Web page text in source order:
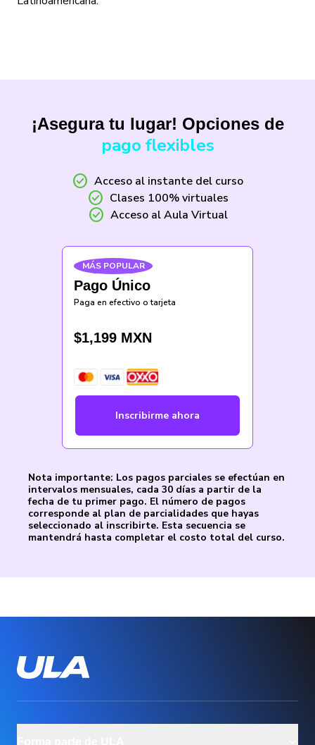
¡Asegura tu lugar! Opciones de
pago flexibles
check_circle Acceso al instante del curso
check_circle Clases 100% virtuales
check_circle Acceso al Aula Virtual
MÁS POPULAR
Pago Único
Paga en efectivo o tarjeta
$1,199 MXN
Inscribirme ahora
Nota importante: Los pagos parciales se efectúan en
intervalos mensuales, cada 30 días a partir de la
fecha de tu primer pago. El número de pagos
corresponde al plan de parcialidades que hayas
seleccionado al inscribirte. Esta secuencia se
mantendrá hasta completar el costo total del curso.